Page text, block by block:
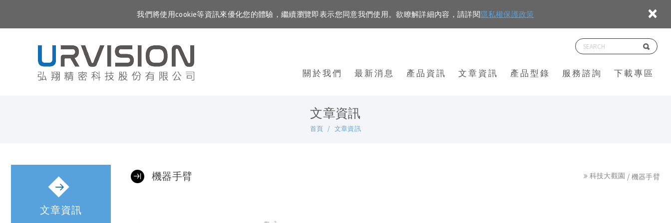
我們將使用cookie等資訊來優化您的體驗，繼續瀏覽即表示您同意我們使用。欲瞭解詳細內容，請詳閱隱私權保護政策 ×
關於我們 最新消息 產品資訊 文章資訊 產品型錄 服務諮詢 下載專區
文章資訊
首頁 文章資訊
文章資訊
科技大觀園 機器手臂
機器手臂